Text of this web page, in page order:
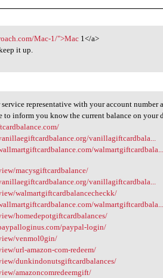
Mac-1/">Mac 1</a>
it up.
representative with your account number
to inform you know the current balance on your
vanillagiftcardbala...
walmartgiftcardbala...
macysgiftcardbalance/
vanillagiftcardbala...
walmartgiftcardbalancecheckk/
walmartgiftcardbala...
homedepotgiftcardbalances/
paypal-login/
venmol0gin/
url-amazon-com-redeem/
dunkindonutsgiftcardbalances/
amazoncomredeemgift/